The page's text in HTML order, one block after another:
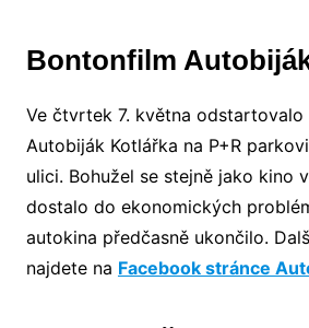
Bontonfilm
Ve čtvrtek 7. května odstartovalo
Autobiják Kotlářka na P+R
ulici. Bohužel se stejně jako kino
dostalo do ekonomických
autokina předčasně ukončilo.
najdete na Facebook stránce